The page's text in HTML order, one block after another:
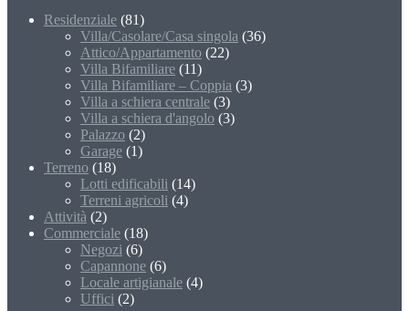
Residenziale (81)
Villa/Casolare/Casa singola (36)
Attico/Appartamento (22)
Villa Bifamiliare (11)
Villa Bifamiliare – Coppia (3)
Villa a schiera centrale (3)
Villa a schiera d'angolo (3)
Palazzo (2)
Garage (1)
Terreno (18)
Lotti edificabili (14)
Terreni agricoli (4)
Attività (2)
Commerciale (18)
Negozi (6)
Capannone (6)
Locale artigianale (4)
Uffici (2)